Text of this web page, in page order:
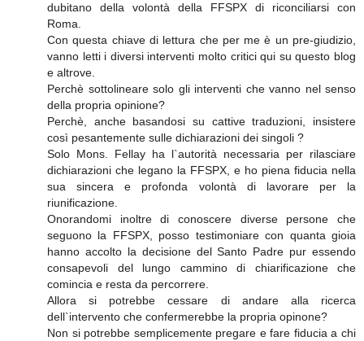
dubitano della volontà della FFSPX di riconciliarsi con
Roma.
Con questa chiave di lettura che per me è un pre-giudizio,
vanno letti i diversi interventi molto critici qui su questo blog
e altrove.
Perchè sottolineare solo gli interventi che vanno nel senso
della propria opinione?
Perchè, anche basandosi su cattive traduzioni, insistere
così pesantemente sulle dichiarazioni dei singoli ?
Solo Mons. Fellay ha l`autorità necessaria per rilasciare
dichiarazioni che legano la FFSPX, e ho piena fiducia nella
sua sincera e profonda volontà di lavorare per la
riunificazione.
Onorandomi inoltre di conoscere diverse persone che
seguono la FFSPX, posso testimoniare con quanta gioia
hanno accolto la decisione del Santo Padre pur essendo
consapevoli del lungo cammino di chiarificazione che
comincia e resta da percorrere.
Allora si potrebbe cessare di andare alla ricerca
dell`intervento che confermerebbe la propria opinone?
Non si potrebbe semplicemente pregare e fare fiducia a chi